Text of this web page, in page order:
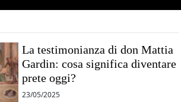
La testimonianza di don Mattia
Gardin: cosa significa diventare
prete oggi?
23/05/2025